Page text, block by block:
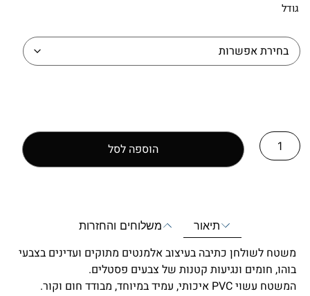
גודל
הוספה לסל
תיאור משלוחים והחזרות
משטח לשולחן כתיבה בעיצוב אלמנטים מתוקים ועדינים בצבעי
בוהו, חומים ונגיעות קטנות של צבעים פסטלים.
המשטח עשוי PVC איכותי, עמיד במיוחד, מבודד חום וקור.